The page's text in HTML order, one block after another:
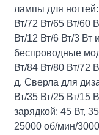
лампы для
Вт/72 Вт/65 Вт/60
Вт/12 Вт/6 Вт/3
беспроводные
Вт/84 Вт/80 Вт/72
д. Сверла для
Вт/35 Вт/25 Вт/15
зарядкой: 45 Вт,
25000 об/мин/